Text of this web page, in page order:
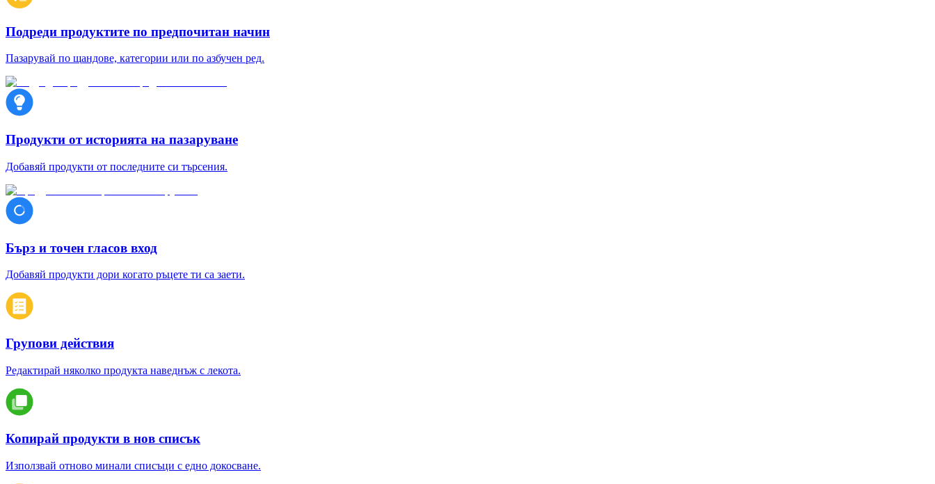
Подреди продуктите по предпочитан начин
Пазарувай по щандове, категории или по азбучен ред.
Продукти от историята на пазаруване
Добавяй продукти от последните си търсения.
Бърз и точен гласов вход
Добавяй продукти дори когато ръцете ти са заети.
Групови действия
Редактирай няколко продукта наведнъж с лекота.
Копирай продукти в нов списък
Използвай отново минали списъци с едно докосване.